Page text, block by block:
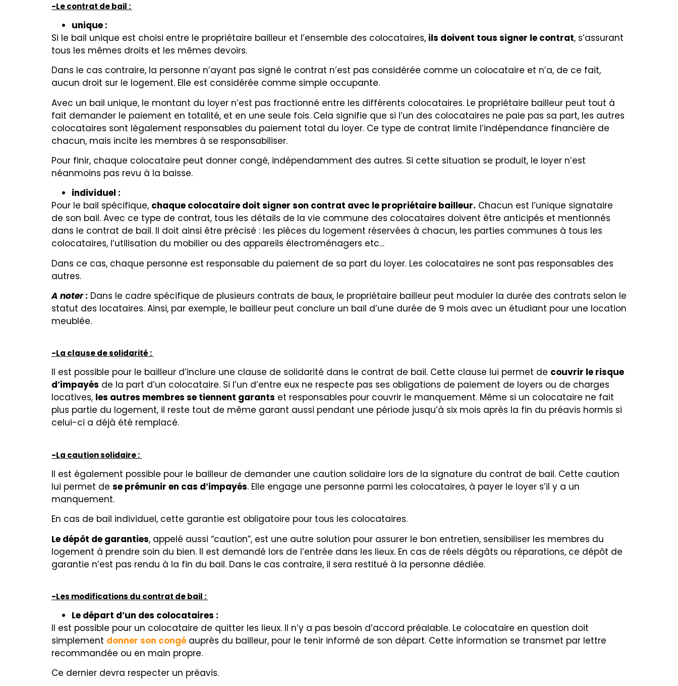
-Le contrat de bail :
unique :
Si le bail unique est choisi entre le propriétaire bailleur et l’ensemble des colocataires, ils doivent tous signer le contrat, s’assurant
tous les mêmes droits et les mêmes devoirs.
Dans le cas contraire, la personne n’ayant pas signé le contrat n’est pas considérée comme un colocataire et n’a, de ce fait,
aucun droit sur le logement. Elle est considérée comme simple occupante.
Avec un bail unique, le montant du loyer n’est pas fractionné entre les différents colocataires. Le propriétaire bailleur peut tout à
fait demander le paiement en totalité, et en une seule fois. Cela signifie que si l’un des colocataires ne paie pas sa part, les autres
colocataires sont légalement responsables du paiement total du loyer. Ce type de contrat limite l’indépendance financière de
chacun, mais incite les membres à se responsabiliser.
Pour finir, chaque colocataire peut donner congé, indépendamment des autres. Si cette situation se produit, le loyer n’est
néanmoins pas revu à la baisse.
individuel :
Pour le bail spécifique, chaque colocataire doit signer son contrat avec le propriétaire bailleur. Chacun est l’unique signataire
de son bail. Avec ce type de contrat, tous les détails de la vie commune des colocataires doivent être anticipés et mentionnés
dans le contrat de bail. Il doit ainsi être précisé : les pièces du logement réservées à chacun, les parties communes à tous les
colocataires, l’utilisation du mobilier ou des appareils électroménagers etc…
Dans ce cas, chaque personne est responsable du paiement de sa part du loyer. Les colocataires ne sont pas responsables des
autres.
A noter: Dans le cadre spécifique de plusieurs contrats de baux, le propriétaire bailleur peut moduler la durée des contrats selon le
statut des locataires. Ainsi, par exemple, le bailleur peut conclure un bail d’une durée de 9 mois avec un étudiant pour une location
meublée.
-La clause de solidarité :
Il est possible pour le bailleur d’inclure une clause de solidarité dans le contrat de bail. Cette clause lui permet de couvrir le risque
d’impayés de la part d’un colocataire. Si l’un d’entre eux ne respecte pas ses obligations de paiement de loyers ou de charges
locatives, les autres membres se tiennent garants et responsables pour couvrir le manquement. Même si un colocataire ne fait
plus partie du logement, il reste tout de même garant aussi pendant une période jusqu’à six mois après la fin du préavis hormis si
celui-ci a déjà été remplacé.
-La caution solidaire :
Il est également possible pour le bailleur de demander une caution solidaire lors de la signature du contrat de bail. Cette caution
lui permet de se prémunir en cas d’impayés. Elle engage une personne parmi les colocataires, à payer le loyer s’il y a un
manquement.
En cas de bail individuel, cette garantie est obligatoire pour tous les colocataires.
Le dépôt de garanties, appelé aussi “caution”, est une autre solution pour assurer le bon entretien, sensibiliser les membres du
logement à prendre soin du bien. Il est demandé lors de l’entrée dans les lieux. En cas de réels dégâts ou réparations, ce dépôt de
garantie n’est pas rendu à la fin du bail. Dans le cas contraire, il sera restitué à la personne dédiée.
-Les modifications du contrat de bail :
Le départ d’un des colocataires :
Il est possible pour un colocataire de quitter les lieux. Il n’y a pas besoin d’accord préalable. Le colocataire en question doit
simplement donner son congé auprès du bailleur, pour le tenir informé de son départ. Cette information se transmet par lettre
recommandée ou en main propre.
Ce dernier devra respecter un préavis.